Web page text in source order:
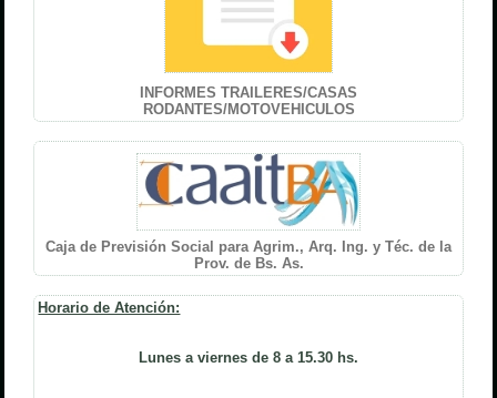
INFORMES TRAILERES/CASAS
RODANTES/MOTOVEHICULOS
Caja de Previsión Social para Agrim., Arq. Ing. y Téc. de la
Prov. de Bs. As.
Horario de Atención:
Lunes a viernes de 8 a 15.30 hs.